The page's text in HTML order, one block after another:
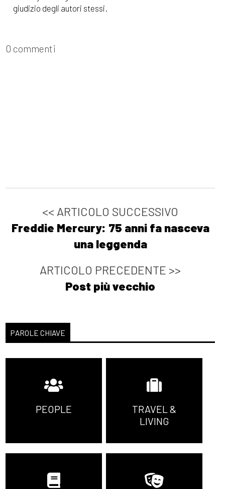
giudizio degli autori stessi.
0 commenti
<< ARTICOLO SUCCESSIVO
Freddie Mercury: 75 anni fa nasceva
una leggenda
ARTICOLO PRECEDENTE >>
Post più vecchio
PAROLE CHIAVE
PEOPLE
TRAVEL &
LIVING